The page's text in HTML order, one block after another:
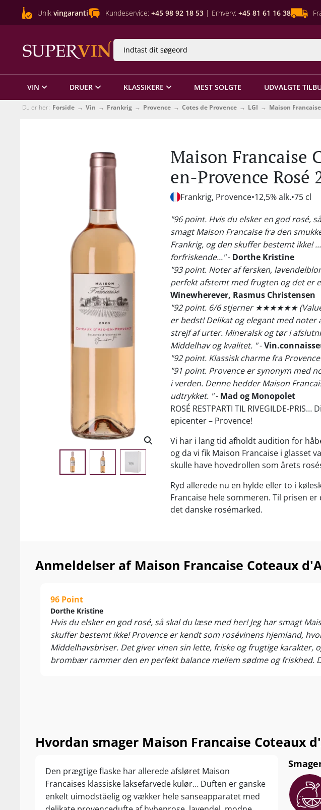
Unik vingaranti Kundeservice: +45 98 92 18 53 | Erhverv: +45 81 61 16 38
VIN DRUER KLASSIKERE MEST SOLGTE UDVALGTE
Du er her: Forside Vin Frankrig Provence Cotes de Provence LGI Maison
Maison Francaise
en-Provence Rosé
Frankrig, Provence 12,5% alk. 75 cl
"96 point. Hvis du elsker en god rosé,
smagt Maison Francaise fra den
Frankrig, og den skuffer bestemt ikke!
forfriskende..."- Dorthe Kristine
"93 point. Noter af fersken,
perfekt afstemt med frugten og det er
Winewherever, Rasmus Christensen
"92 point. 6/6 stjerner ★★★★★★
er bedst! Delikat og elegant med
strejf af urter. Mineralsk og tør i
Middelhav og kvalitet. "-
"92 point. Klassisk charme fra Provence
"91 point. Provence er synonym med
i verden. Denne hedder Maison
udtrykket. "- Mad og Monopolet
ROSÉ RESTPARTI TIL RIVEGILDE-
epicenter – Provence!
Vi har i lang tid afholdt audition for
og da vi fik Maison Francaise i glasset
skulle have hovedrollen som årets
Ryd allerede nu en hylde eller to i
Francaise hele sommeren. Til prisen
det danske rosémarked.
vinstokkene næsten 3000 timer om
Maison Francaise er skabt på et
Grenache, Cinsault, Syrah og Rolle,
friskheden bevares bedst muligt.
terrasse-lækre rosé med noter af
Du får Supervins unikke smagegaranti
Maison Francaise
er helt formidabel
tapas, fisk og skaldyr, salater, sushi,
osteanretninger. Servér ved 8-10°C.
Anmeldelser af Maison Francaise Coteaux
96 Point
Dorthe Kristine
Hvis du elsker en god rosé, så skal du læse med her! Jeg har smagt
skuffer bestemt ikke! Provence er kendt som rosévinens hjemland,
Middelhavsbriser. Det giver vinen sin lette, friske og frugtige
brombær rammer den en perfekt balance mellem sødme og friskhed.
Hvordan smager Maison Francaise Coteaux
Den prægtige flaske har allerede afsløret Maison
Francaises klassiske laksefarvede kulør… Duften er ganske
enkelt uimodståelig og vækker hele sanseapparatet med